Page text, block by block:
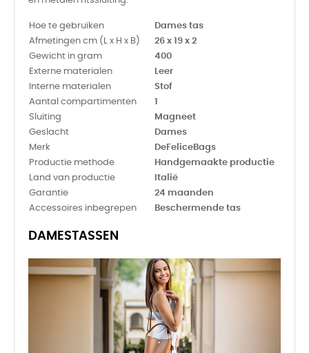
Hoe te gebruiken
Dames tas
Afmetingen cm (L x H x B)
26 x 19 x 2
Gewicht in gram
400
Externe materialen
Leer
Interne materialen
Stof
Aantal compartimenten
1
Sluiting
Magneet
Geslacht
Dames
Merk
DeFeliceBags
Productie methode
Handgemaakte productie
Land van productie
Italië
Garantie
24 maanden
Accessoires inbegrepen
Beschermende tas
DAMESTASSEN